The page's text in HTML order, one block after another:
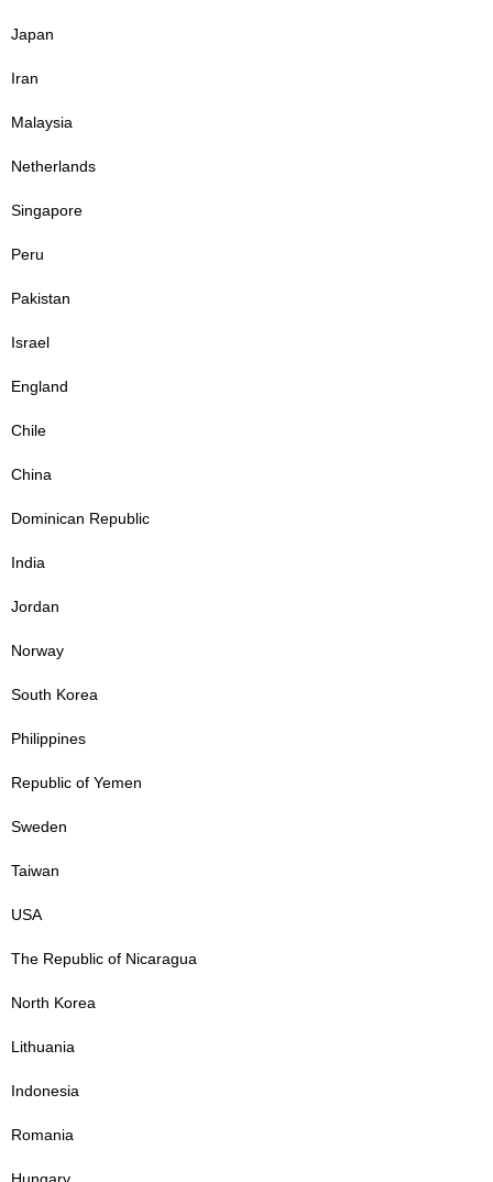
Japan
Iran
Malaysia
Netherlands
Singapore
Peru
Pakistan
Israel
England
Chile
China
Dominican Republic
India
Jordan
Norway
South Korea
Philippines
Republic of Yemen
Sweden
Taiwan
USA
The Republic of Nicaragua
North Korea
Lithuania
Indonesia
Romania